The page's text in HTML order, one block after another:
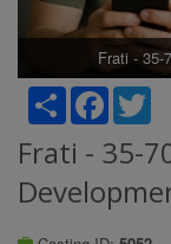
Frati - 35-
Share Facebook
Frati - 35-